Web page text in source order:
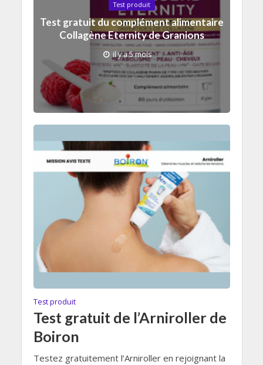
Test produit
Test gratuit du complément alimentaire
Collagène Eternity de Granions
il y a 5 mois
Test produit
Test gratuit de l’Arniroller de
Boiron
Testez gratuitement l’Arniroller en rejoignant la